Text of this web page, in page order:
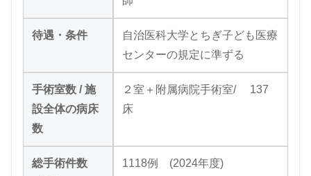
待遇・条件
自治医科大学とちぎ子ども医療
センターの規定に準ずる
手術室数 / 施
設全体の病床
数
２室＋附属病院手術室/ 137
床
総手術件数
1118例 (2024年度)